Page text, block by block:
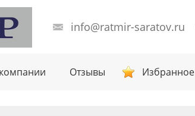
info@ratmir-saratov.ru
Отзывы Избранное